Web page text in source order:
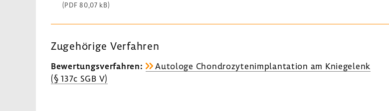
(PDF 80,07 kB)
Zugehörige Verfahren
Bewertungsverfahren:
Autologe Chondrozytenimplantation am Kniegelenk
(§ 137c SGB V)